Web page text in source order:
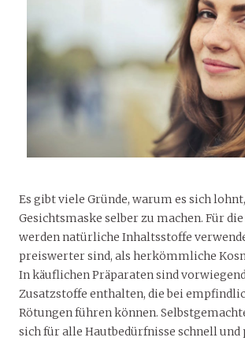
Es gibt viele Gründe, warum es sich
Gesichtsmaske selber zu machen. Für
werden natürliche Inhaltsstoffe
preiswerter sind, als herkömmliche
In käuflichen Präparaten sind
Zusatzstoffe enthalten, die bei
Rötungen führen können.
sich für alle Hautbedürfnisse schnell